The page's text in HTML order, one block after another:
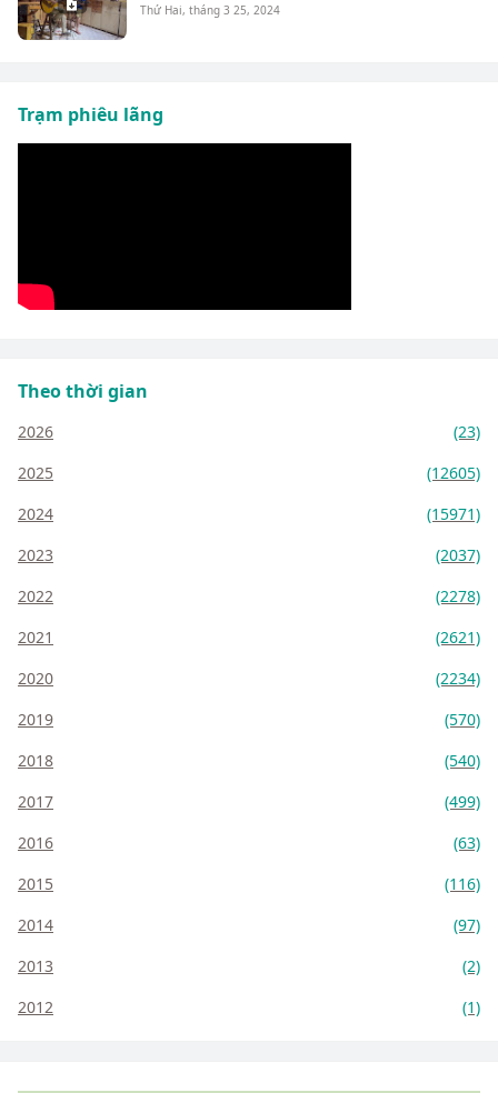
Thứ Hai, tháng 3 25, 2024
Trạm phiêu lãng
Theo thời gian
2026
(23)
2025
(12605)
2024
(15971)
2023
(2037)
2022
(2278)
2021
(2621)
2020
(2234)
2019
(570)
2018
(540)
2017
(499)
2016
(63)
2015
(116)
2014
(97)
2013
(2)
2012
(1)